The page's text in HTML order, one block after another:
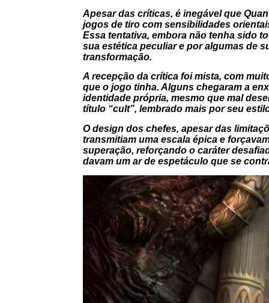
Apesar das críticas, é inegável que
jogos de tiro com sensibilidades
Essa tentativa, embora não tenha sido
sua estética peculiar e por algumas de
transformação.
A recepção da crítica foi mista, com
que o jogo tinha. Alguns chegaram a
identidade própria, mesmo que mal
título “cult”, lembrado mais por seu
O design dos chefes, apesar das
transmitiam uma escala épica e
superação, reforçando o caráter
davam um ar de espetáculo que se